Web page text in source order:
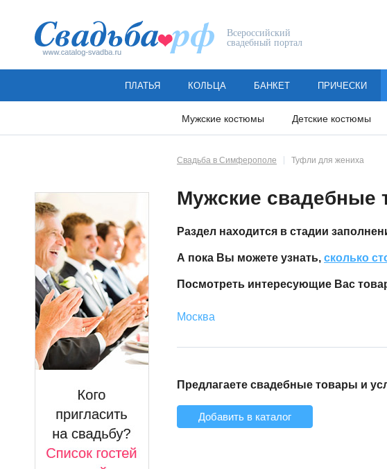
Всероссийский
свадебный портал
ПЛАТЬЯ КОЛЬЦА БАНКЕТ ПРИЧЕСКИ
Мужские костюмы Детские костюмы
Свадьба в Симферополе Туфли для жениха
Мужские
Раздел находится в стадии
А пока Вы можете узнать, сколько
Посмотреть интересующие Вас
Москва
Предлагаете свадебные товары и
Добавить в каталог